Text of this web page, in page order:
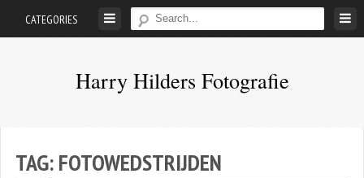
CATEGORIES
Harry Hilders Fotografie
Hilders
TAG:FOTOWEDSTRIJDEN